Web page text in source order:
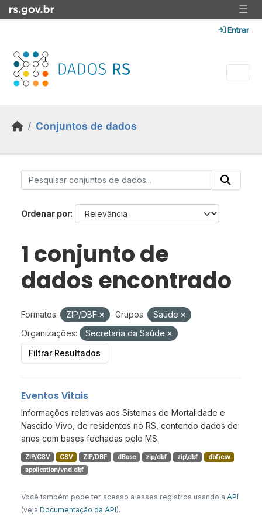
Skip to main content ☰
Entrar
Conjuntos de dados
Ordenar por
1 conjunto de
dados encontrado
Formatos: ZIP/DBF Grupos:
Saúde
Organizações:
Secretaria da Saúde
Filtrar Resultados
Eventos Vitais
Informações relativas aos Sistemas de Mortalidade e
Nascido Vivo, de residentes no RS, contendo dados de
anos com bases fechadas pelo MS.
ZIP/CSV CSV ZIP/DBF dBase zip/dbf zip\dbf
dbf\csv
application/vnd.dbf
Você também pode ter acesso a esses registros usando a API
(veja Documentação da API).